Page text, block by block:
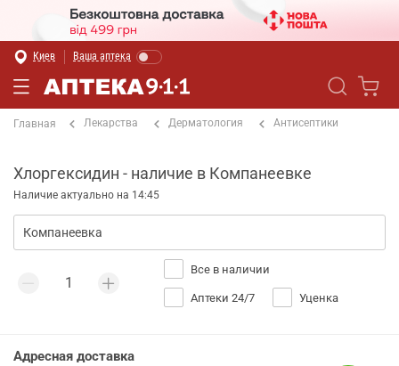
Киев Ваша аптека
Главная Лекарства Дерматология Антисептики
Хлоргексидин - наличие в Компанеевке
Наличие актуально на 14:45
Все в наличии
Аптеки 24/7 Уценка
Адресная доставка